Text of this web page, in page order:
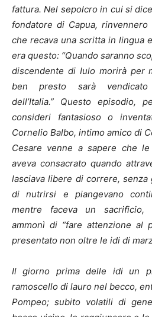
fattura. Nel sepolcro in cui si
fondatore di Capua,
che recava una scritta in lingua
era questo: “Quando saranno
discendente di Iulo morirà per
ben presto sarà
dell’Italia.” Questo episodio,
consideri fantasioso o
Cornelio Balbo, intimo amico di
Cesare venne a sapere che
aveva consacrato quando
lasciava libere di correre,
di nutrirsi e piangevano
mentre faceva un sacrificio,
ammonì di “fare attenzione al
presentato non oltre le idi di
Il giorno prima delle idi un
ramoscello di lauro nel becco,
Pompeo; subito volatili di